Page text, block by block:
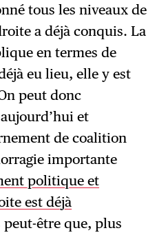
tous les niveaux de
a déjà conquis. La
en termes de
eu lieu, elle y est
peut donc
et
de coalition
importante
politique et
est déjà
peut-être que, plus